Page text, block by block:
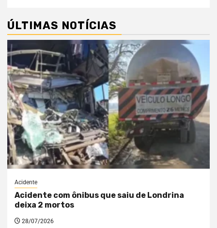
ÚLTIMAS NOTÍCIAS
Acidente
Acidente com ônibus que saiu de Londrina
deixa 2 mortos
28/07/2026